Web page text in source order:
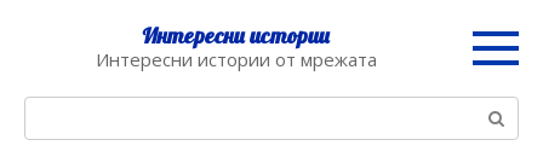
Интересни истории
Интересни истории от мрежата